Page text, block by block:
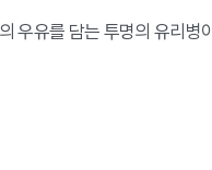
우유를 담는 투명의 유리병